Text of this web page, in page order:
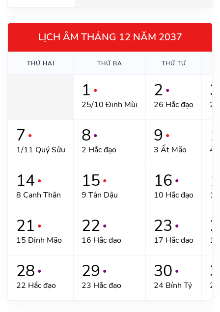
LỊCH ÂM THÁNG 12 NĂM 2037
THỨ HAI THỨ BA THỨ TƯ
1 ●
25/10 Đinh Mùi
2 ●
26 Hắc đạo
3
7 ●
1/11 Quý Sửu
8 ●
2 Hắc đạo
9 ●
3 Ất Mão 4
14 ●
8 Canh Thân
15 ●
9 Tân Dậu
16 ●
10 Hắc đạo
21 ●
15 Đinh Mão
22 ●
16 Hắc đạo
23 ●
17 Hắc đạo
28 ●
22 Hắc đạo
29 ●
23 Hắc đạo
30 ●
24 Bính Tý